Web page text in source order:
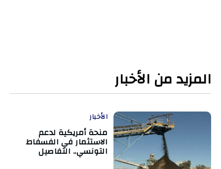
المزيد من الأخبار
الأخبار
منحة أمريكية لدعم
الاستثمار في الفسفاط
التونسي.. التفاصيل